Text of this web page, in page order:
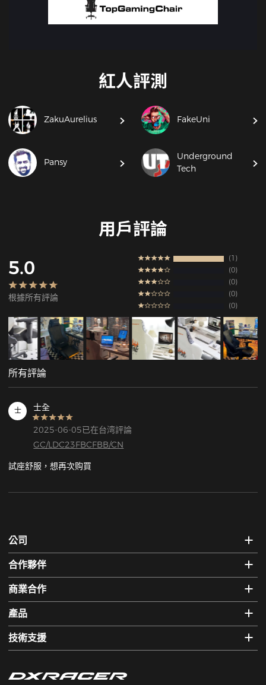
紅人評測
ZakuAurelius FakeUni
Pansy
Underground
Tech
用戶評論
5.0
根據所有評論
1
0
0
0
0
所有評論
士 士全
2025-06-05已在台湾評論
GC/LDC23FBCFBB/CN
試座舒服，想再次购買
公司
合作夥伴
商業合作
產品
技術支援